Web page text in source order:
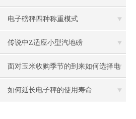
分相应的保养指南
电子磅秤四种称重模式
传说中Z适应小型汽地磅
面对玉米收购季节的到来如何选择电
子磅称
如何延长电子秤的使用寿命